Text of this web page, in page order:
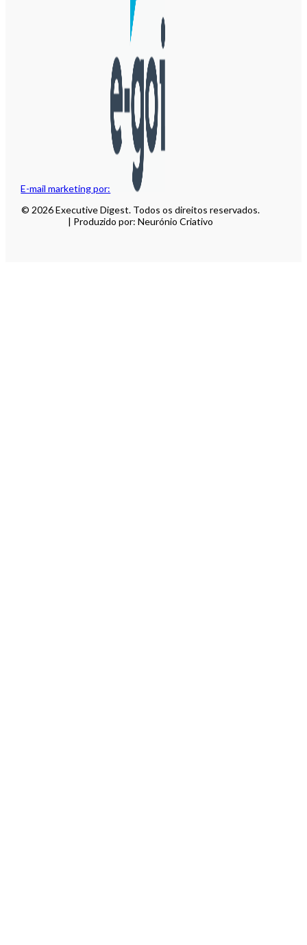
E-mail marketing por:
© 2026 Executive Digest. Todos os direitos reservados.
| Produzido por: Neurónio Criativo